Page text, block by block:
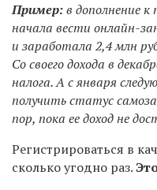
Пример:в дополнение
начала вести онлайн-
и заработала 2,4 млн
Со своего дохода в
налога. А с января
получить статус
пор, пока ее доход не
Регистрироваться в
сколько угодно раз.